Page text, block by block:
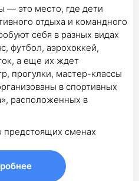
— это место, где дети
отдыха и командного
себя в разных видах
футбол, аэрохоккей,
а еще их ждет
прогулки, мастер-классы
в спортивных
расположенных в
предстоящих сменах